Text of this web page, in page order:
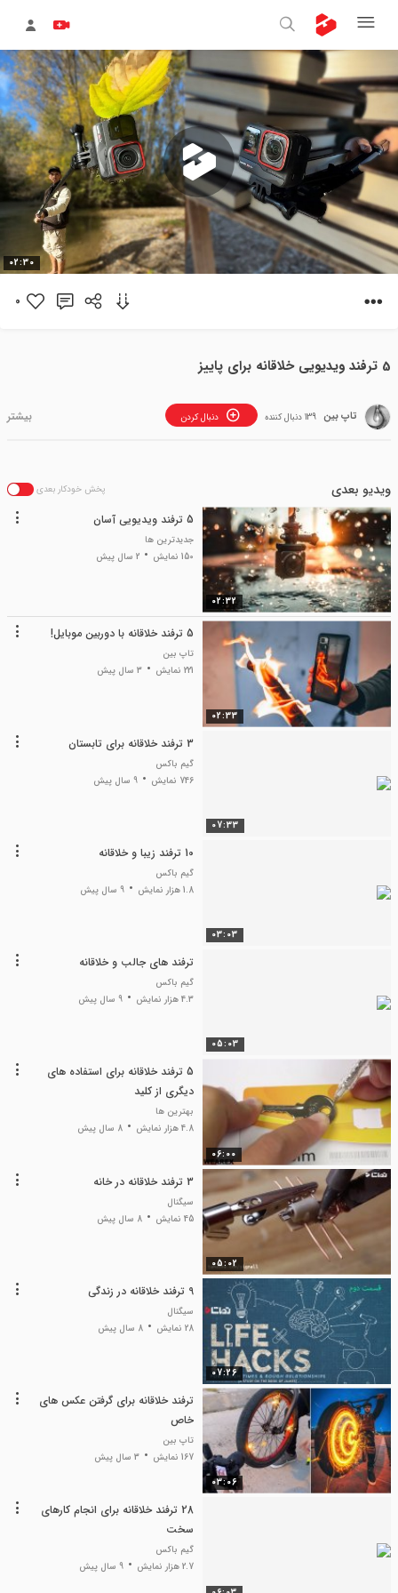
پخش
02:30
0
5 ترفند ویدیویی خلاقانه برای پاییز
تاپ بین دنبال کردن 139 دنبال کننده
ویدیو بعدی پخش خودکار بعدی
02:32
5 ترفند ویدیویی آسان
جدیدترین ها
150 نمایش
2 سال پیش
02:33
5 ترفند خلاقانه با دوربین موبایل!
تاپ بین
221 نمایش
3 سال پیش
07:33
3 ترفند خلاقانه برای تابستان
گیم باکس
746 نمایش
9 سال پیش
03:03
10 ترفند زیبا و خلاقانه
گیم باکس
1.8 هزار نمایش
9 سال پیش
05:03
ترفند های جالب و خلاقانه
گیم باکس
4.3 هزار نمایش
9 سال پیش
06:00
5 ترفند خلاقانه برای استفاده های
دیگری از کلید
بهترین ها
4.8 هزار نمایش
8 سال پیش
05:02
3 ترفند خلاقانه در خانه
سیگنال
45 نمایش
8 سال پیش
07:26
9 ترفند خلاقانه در زندگی
سیگنال
28 نمایش
8 سال پیش
03:06
ترفند خلاقانه برای گرفتن عکس های
خاص
تاپ بین
167 نمایش
3 سال پیش
28 ترفند خلاقانه برای انجام کارهای
سخت
گیم باکس
2.7 هزار نمایش
9 سال پیش